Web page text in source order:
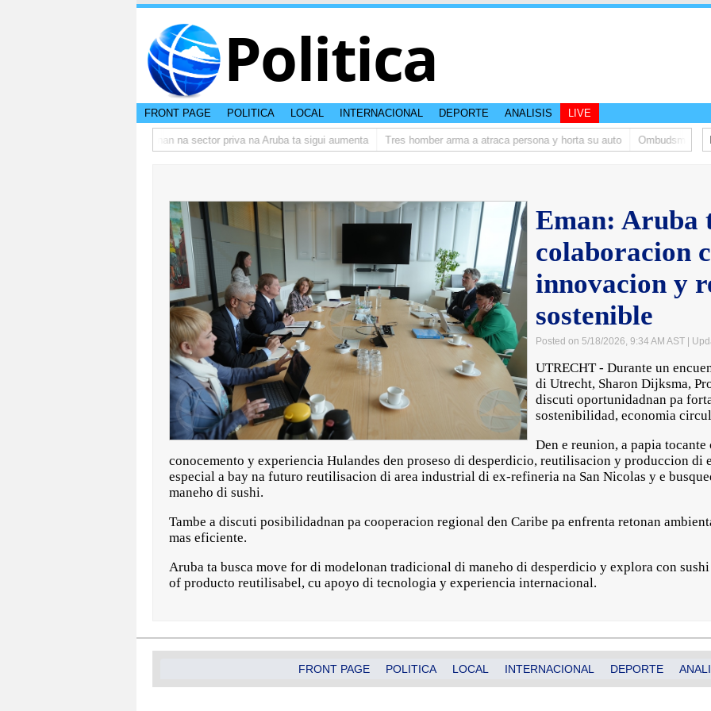
Politica
FRONT PAGE POLITICA LOCAL INTERNACIONAL DEPORTE ANALISIS LIVE
Prestamonan na sector priva na Aruba ta sigui aumenta Tres homber arma a atraca persona y horta su auto Ombudsman ta
Eman: Aruba
colaboracion
innovacion y
sostenible
Posted on 5/18/2026, 9:34 AM AST |
UTRECHT - Durante un
di Utrecht, Sharon Dijksma,
discuti oportunidadnan pa
sostenibilidad, economia
Den e reunion, a papia
conocemento y experiencia Hulandes den proseso di desperdicio, reutilisacion y produccion di
especial a bay na futuro reutilisacion di area industrial di ex-refineria na San Nicolas y e
maneho di sushi.
Tambe a discuti posibilidadnan pa cooperacion regional den Caribe pa enfrenta retonan
mas eficiente.
Aruba ta busca move for di modelonan tradicional di maneho di desperdicio y explora con
of producto reutilisabel, cu apoyo di tecnologia y experiencia internacional.
FRONT PAGE POLITICA LOCAL INTERNACIONAL DEPORTE